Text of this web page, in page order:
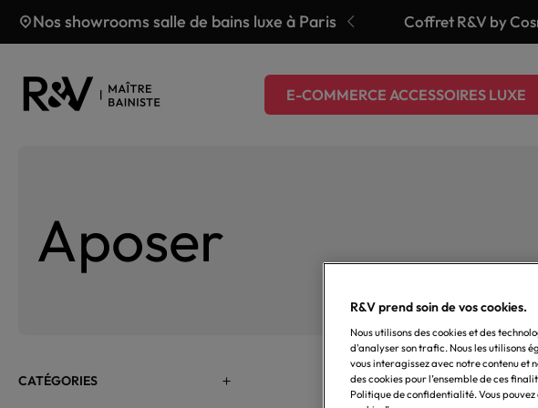
Nos showrooms salle de bains luxe à Paris
jusqu’au 31 juillet Coffret R&V by
…
E-COMMERCE ACCESSOIRES LUXE
Aposer
CATÉGORIES
R&V prend soin de vos cookies.
Nous utilisons des cookies et des
d'analyser son trafic. Nous les utilisons
vous interagissez avec notre contenu et
des cookies pour l’ensemble de ces
Politique de confidentialité. Vous